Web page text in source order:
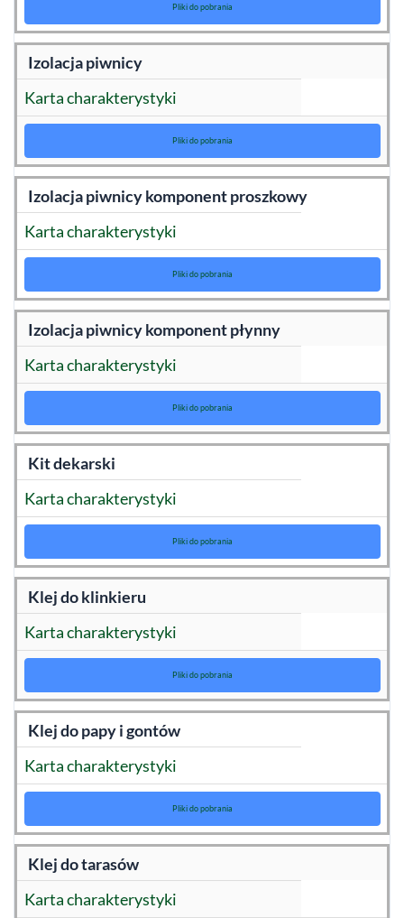
Pliki do pobrania
Izolacja piwnicy
Karta charakterystyki
Pliki do pobrania
Izolacja piwnicy komponent proszkowy
Karta charakterystyki
Pliki do pobrania
Izolacja piwnicy komponent płynny
Karta charakterystyki
Pliki do pobrania
Kit dekarski
Karta charakterystyki
Pliki do pobrania
Klej do klinkieru
Karta charakterystyki
Pliki do pobrania
Klej do papy i gontów
Karta charakterystyki
Pliki do pobrania
Klej do tarasów
Karta charakterystyki